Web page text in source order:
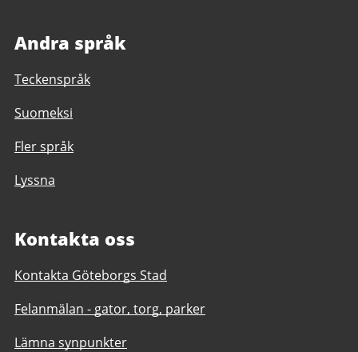
Andra språk
Teckenspråk
Suomeksi
Fler språk
Lyssna
Kontakta oss
Kontakta Göteborgs Stad
Felanmälan - gator, torg, parker
Lämna synpunkter